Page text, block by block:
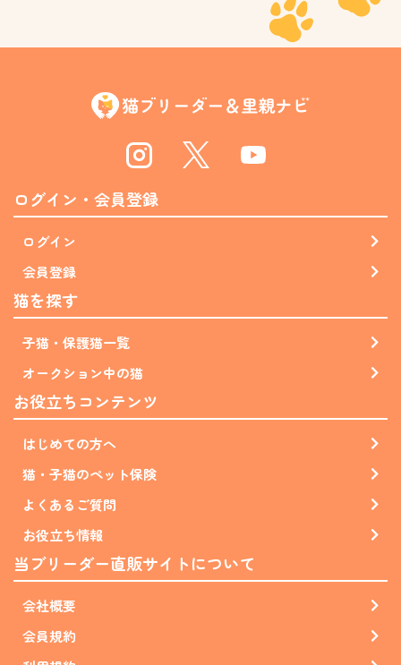
Instagram Twitter Youtube
ログイン・会員登録
ログイン
会員登録
猫を探す
子猫・保護猫一覧
オークション中の猫
お役立ちコンテンツ
はじめての方へ
猫・子猫のペット保険
よくあるご質問
お役立ち情報
当ブリーダー直販サイトについて
会社概要
会員規約